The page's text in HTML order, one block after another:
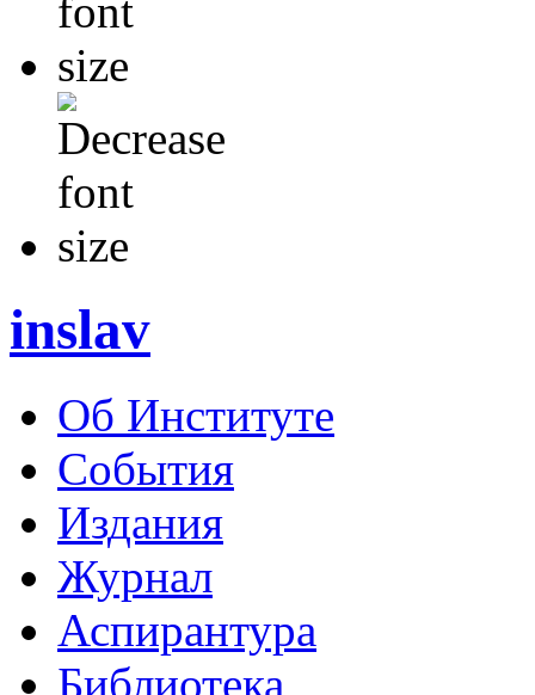
inslav
Об Институте
События
Издания
Журнал
Аспирантура
Библиотека